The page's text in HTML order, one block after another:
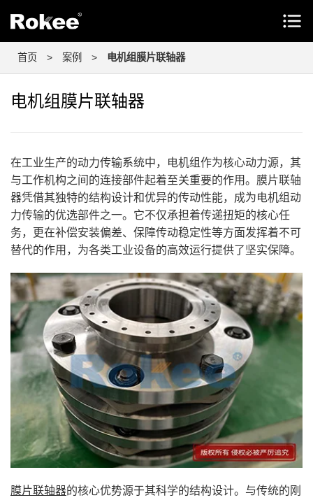
首页 > 案例 > 电机组膜片联轴器
电机组膜片联轴器
在工业生产的动力传输系统中，电机组作为核心动力源，其
与工作机构之间的连接部件起着至关重要的作用。膜片联轴
器凭借其独特的结构设计和优异的传动性能，成为电机组动
力传输的优选部件之一。它不仅承担着传递扭矩的核心任
务，更在补偿安装偏差、保障传动稳定性等方面发挥着不可
替代的作用，为各类工业设备的高效运行提供了坚实保障。
膜片联轴器的核心优势源于其科学的结构设计。与传统的刚